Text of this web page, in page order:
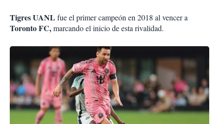
Tigres UANL fue el primer campeón en 2018 al vencer a
Toronto FC,marcando el inicio de esta rivalidad.